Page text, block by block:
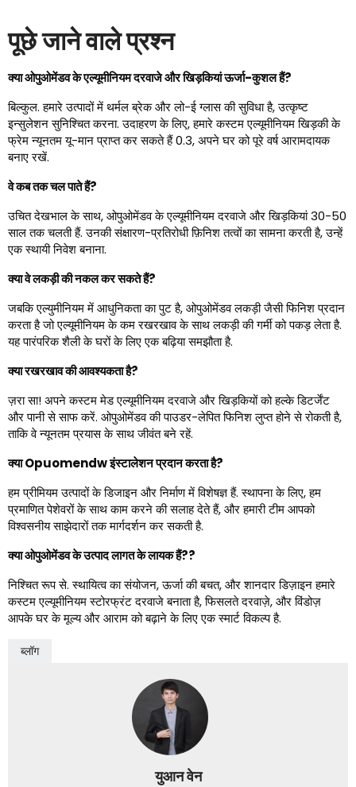
पूछे जाने वाले प्रश्न
क्या ओपुओमेंडव के एल्यूमीनियम दरवाजे और खिड़कियां ऊर्जा-कुशल हैं?
बिल्कुल. हमारे उत्पादों में थर्मल ब्रेक और लो-ई ग्लास की सुविधा है, उत्कृष्ट
इन्सुलेशन सुनिश्चित करना. उदाहरण के लिए, हमारे कस्टम एल्यूमीनियम खिड़की के
फ्रेम न्यूनतम यू-मान प्राप्त कर सकते हैं 0.3, अपने घर को पूरे वर्ष आरामदायक
बनाए रखें.
वे कब तक चल पाते हैं?
उचित देखभाल के साथ, ओपुओमेंडव के एल्यूमीनियम दरवाजे और खिड़कियां 30-50
साल तक चलती हैं. उनकी संक्षारण-प्रतिरोधी फ़िनिश तत्वों का सामना करती है, उन्हें
एक स्थायी निवेश बनाना.
क्या वे लकड़ी की नकल कर सकते हैं?
जबकि एल्युमीनियम में आधुनिकता का पुट है, ओपुओमेंडव लकड़ी जैसी फिनिश प्रदान
करता है जो एल्यूमीनियम के कम रखरखाव के साथ लकड़ी की गर्मी को पकड़ लेता है.
यह पारंपरिक शैली के घरों के लिए एक बढ़िया समझौता है.
क्या रखरखाव की आवश्यकता है?
ज़रा सा! अपने कस्टम मेड एल्यूमीनियम दरवाजे और खिड़कियों को हल्के डिटर्जेंट
और पानी से साफ करें. ओपुओमेंडव की पाउडर-लेपित फिनिश लुप्त होने से रोकती है,
ताकि वे न्यूनतम प्रयास के साथ जीवंत बने रहें.
क्या Opuomendw इंस्टालेशन प्रदान करता है?
हम प्रीमियम उत्पादों के डिजाइन और निर्माण में विशेषज्ञ हैं. स्थापना के लिए, हम
प्रमाणित पेशेवरों के साथ काम करने की सलाह देते हैं, और हमारी टीम आपको
विश्वसनीय साझेदारों तक मार्गदर्शन कर सकती है.
क्या ओपुओमेंडव के उत्पाद लागत के लायक हैं??
निश्चित रूप से. स्थायित्व का संयोजन, ऊर्जा की बचत, और शानदार डिज़ाइन हमारे
कस्टम एल्यूमीनियम स्टोरफ्रंट दरवाजे बनाता है, फिसलते दरवाज़े, और विंडोज़
आपके घर के मूल्य और आराम को बढ़ाने के लिए एक स्मार्ट विकल्प है.
ब्लॉग
युआन वेन